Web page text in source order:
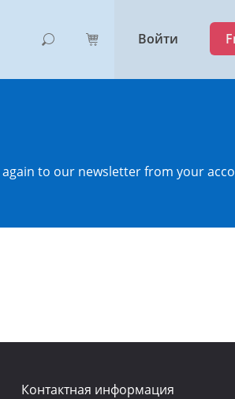
Войти
to our newsletter from your
Контактная информация